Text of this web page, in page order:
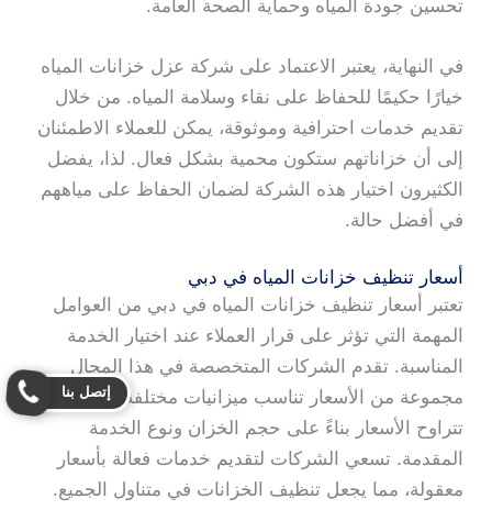
تحسين جودة المياه وحماية الصحة العامة.
في النهاية، يعتبر الاعتماد على شركة عزل خزانات المياه
خيارًا حكيمًا للحفاظ على نقاء وسلامة المياه. من خلال
تقديم خدمات احترافية وموثوقة، يمكن للعملاء الاطمئنان
إلى أن خزاناتهم ستكون محمية بشكل فعال. لذا، يفضل
الكثيرون اختيار هذه الشركة لضمان الحفاظ على مياههم
في أفضل حالة.
أسعار تنظيف خزانات المياه في دبي
تعتبر أسعار تنظيف خزانات المياه في دبي من العوامل
المهمة التي تؤثر على قرار العملاء عند اختيار الخدمة
المناسبة. تقدم الشركات المتخصصة في هذا المجال
مجموعة من الأسعار تناسب ميزانيات مختلفة، حيث
تتراوح الأسعار بناءً على حجم الخزان ونوع الخدمة
المقدمة. تسعي الشركات لتقديم خدمات فعالة بأسعار
معقولة، مما يجعل تنظيف الخزانات في متناول الجميع.
إتصل بنا